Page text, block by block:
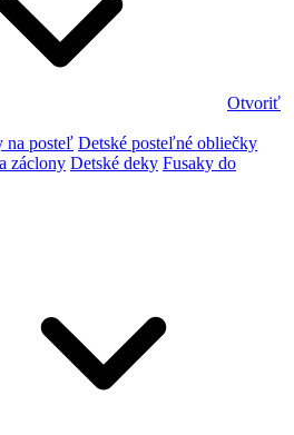
Otvoriť
na posteľ Detské posteľné obliečky
záclony Detské deky Fusaky do